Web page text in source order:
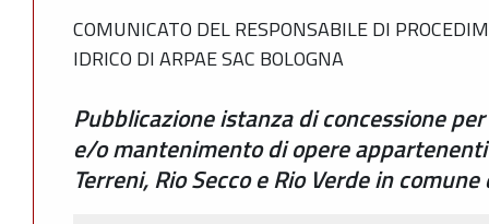
COMUNICATO DEL RESPONSABILE DI
IDRICO DI ARPAE SAC BOLOGNA
Pubblicazione istanza di concessione
e/o mantenimento di opere
Terreni, Rio Secco e Rio Verde in